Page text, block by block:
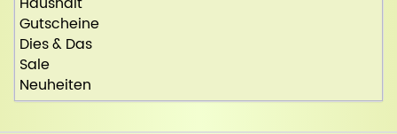
Gutscheine
Dies & Das
Sale
Neuheiten